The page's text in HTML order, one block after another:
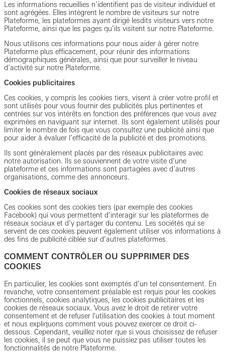
Les informations recueillies n’identifient pas de visiteur individuel et
sont agrégées. Elles intègrent le nombre de visiteurs sur notre
Plateforme, les plateformes ayant dirigé lesdits visiteurs vers notre
Plateforme, ainsi que les pages qu’ils visitent sur notre Plateforme.
Nous utilisons ces informations pour nous aider à gérer notre
Plateforme plus efficacement, pour réunir des informations
démographiques générales, ainsi que pour surveiller le niveau
d’activité sur notre Plateforme.
Cookies publicitaires
Ces cookies, y compris les cookies tiers, visent à créer votre profil et
sont utilisés pour vous fournir des publicités plus pertinentes et
centrées sur vos intérêts en fonction des préférences que vous avez
exprimées en naviguant sur internet. Ils sont également utilisés pour
limiter le nombre de fois que vous consultez une publicité ainsi que
pour aider à évaluer l’efficacité de la publicité et des promotions.
Ils sont généralement placés par des réseaux publicitaires avec
notre autorisation. Ils se souviennent de votre visite d’une
plateforme et ces informations sont partagées avec d’autres
organisations, comme des annonceurs.
Cookies de réseaux sociaux
Ces cookies sont des cookies tiers (par exemple des cookies
Facebook) qui vous permettent d’interagir sur les plateformes de
réseaux sociaux et d’y partager du contenu. Les sociétés qui se
servent de ces cookies peuvent également utiliser vos informations à
des fins de publicité ciblée sur d’autres plateformes.
COMMENT CONTRÔLER OU SUPPRIMER DES
COOKIES
En particulier, les cookies sont exemptés d’un tel consentement. En
revanche, votre consentement préalable est requis pour les cookies
fonctionnels, cookies analytiques, les cookies publicitaires et les
cookies de réseaux sociaux. Vous avez le droit de retirer votre
consentement et de refuser l'utilisation des cookies à tout moment
et nous expliquons comment vous pouvez exercer ce droit ci-
dessous. Cependant, veuillez noter que si vous choisissez de refuser
les cookies, il se peut que vous ne puissiez pas utiliser toutes les
fonctionnalités de notre Plateforme.